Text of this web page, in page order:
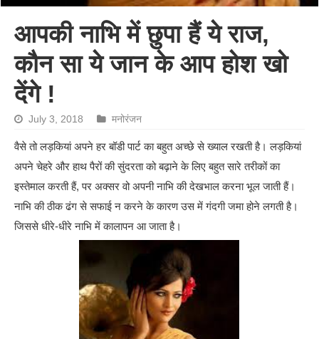
आपकी नाभि में छुपा हैं ये राज,
कौन सा ये जान के आप होश खो
देंगे !
July 3, 2018 मनोरंजन
वैसे तो लड़कियां अपने हर बॉडी पार्ट का बहुत अच्छे से ख्याल रखती है। लड़कियां
अपने चेहरे और हाथ पैरों की सुंदरता को बढ़ाने के लिए बहुत सारे तरीकों का
इस्तेमाल करती हैं, पर अक्सर वो अपनी नाभि की देखभाल करना भूल जाती हैं।
नाभि की ठीक ढंग से सफाई न करने के कारण उस में गंदगी जमा होने लगती है।
जिससे धीरे-धीरे नाभि में कालापन आ जाता है।